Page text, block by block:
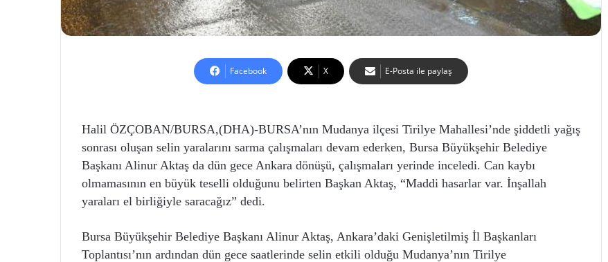
Facebook X E-Posta ile paylaş
Halil ÖZÇOBAN/BURSA,(DHA)-BURSA’nın Mudanya ilçesi Tirilye Mahallesi’nde şiddetli yağış
sonrası oluşan selin yaralarını sarma çalışmaları devam ederken, Bursa Büyükşehir Belediye
Başkanı Alinur Aktaş da dün gece Ankara dönüşü, çalışmaları yerinde inceledi. Can kaybı
olmamasının en büyük teselli olduğunu belirten Başkan Aktaş, “Maddi hasarlar var. İnşallah
yaraları el birliğiyle saracağız” dedi.
Bursa Büyükşehir Belediye Başkanı Alinur Aktaş, Ankara’daki Genişletilmiş İl Başkanları
Toplantısı’nın ardından dün gece saatlerinde selin etkili olduğu Mudanya’nın Tirilye